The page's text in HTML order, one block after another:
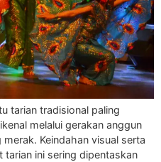
tarian tradisional paling
melalui gerakan anggun
Keindahan visual serta
ini sering dipentaskan